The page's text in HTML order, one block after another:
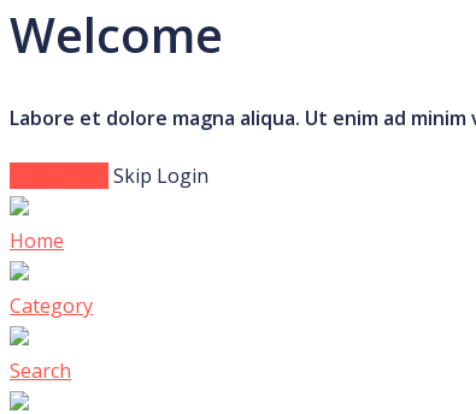
Welcome
Labore et dolore magna aliqua. Ut enim ad minim
Skip Login
Home
Category
Search